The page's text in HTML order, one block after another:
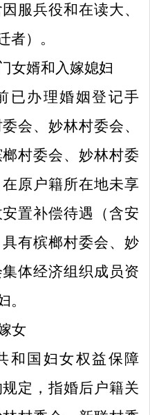
服兵役和在读大、
者）。
女婿和入嫁媳妇
已办理婚姻登记手
会、妙林村委会、
榔村委会、妙林村委
原户籍所在地未享
置补偿待遇（含安
具有槟榔村委会、妙
集体经济组织成员资
。
女
和国妇女权益保障
定，指婚后户籍关